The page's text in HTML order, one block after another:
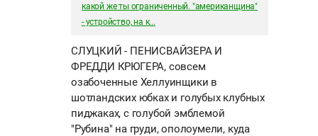
какой же ты ограниченный. "американщина"
- устройство, на к...
СЛУЦКИЙ - ПЕНИСВАЙЗЕРА И
ФРЕДДИ КРЮГЕРА, совсем
озабоченные Хеллуинщики в
шотландских юбках и голубых клубных
пиджаках, с голубой эмблемой
"Рубина" на груди, ополоумели, куда